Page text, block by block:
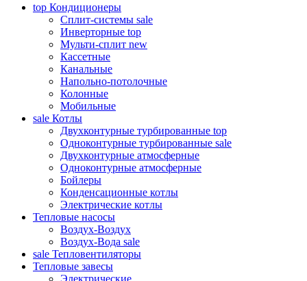
top Кондиционеры
Сплит-системы sale
Инверторные top
Мульти-сплит new
Кассетные
Канальные
Напольно-потолочные
Колонные
Мобильные
sale Котлы
Двухконтурные турбированные top
Одноконтурные турбированные sale
Двухконтурные атмосферные
Одноконтурные атмосферные
Бойлеры
Конденсационные котлы
Электрические котлы
Тепловые насосы
Воздух-Воздух
Воздух-Вода sale
sale Тепловентиляторы
Тепловые завесы
Электрические